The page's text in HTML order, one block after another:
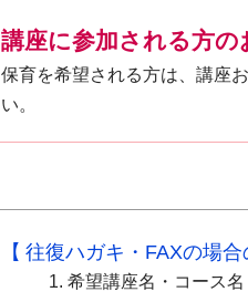
講座に参加される方の
保育を希望される方は、講座
い。
往復ハガキ・FAXの場
希望講座名・コース名